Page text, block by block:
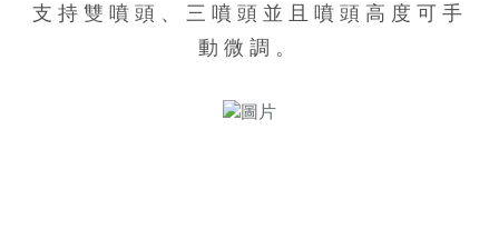
支持雙噴頭、三噴頭並且噴頭高度可手
動微調。